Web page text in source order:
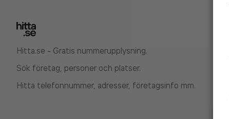
Hitta.se - Gratis nummerupplysning.
Sök företag, personer och platser.
Hitta telefonnummer, adresser, företagsinfo mm.